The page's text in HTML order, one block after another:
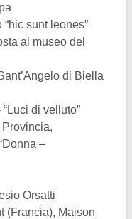
sunt leones”
al museo del
di Biella
di velluto”
–
Orsatti
(Francia), Maison